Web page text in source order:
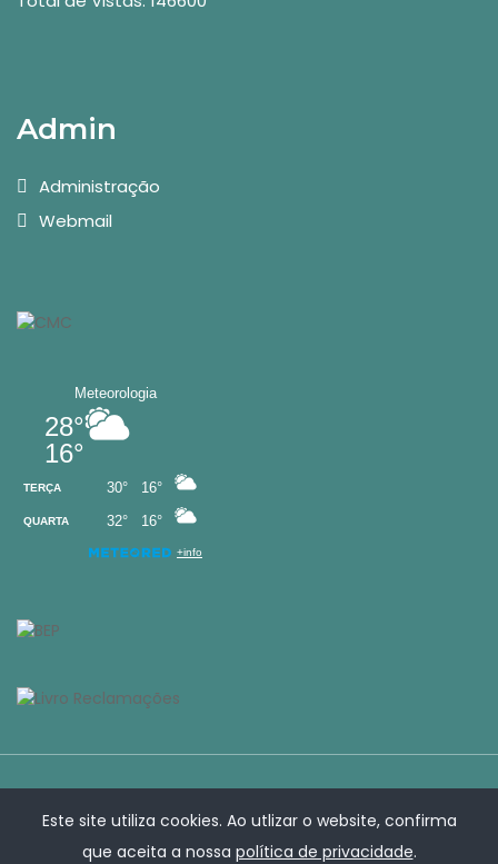
Este site utiliza cookies. Ao utlizar o website, confirma
que aceita a nossa política de privacidade.
Admin
Administração
Webmail